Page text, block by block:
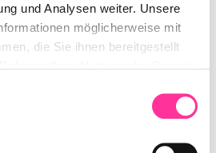
und Analysen weiter. Unsere
möglicherweise mit
die Sie ihnen bereitgestellt
die eine Verarbeitung Ihrer